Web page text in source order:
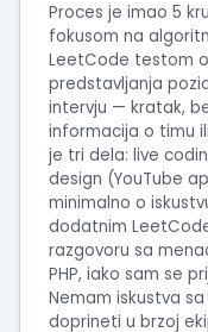
Proces je imao 5
fokusom na
LeetCode testom
predstavljanja
intervju — kratak,
informacija o timu
je tri dela: live
design (YouTube
minimalno o
dodatnim
razgovoru sa
PHP, iako sam se
Nemam iskustva
doprineti u brzoj